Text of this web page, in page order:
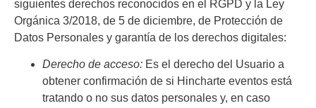
siguientes derechos reconocidos en el RGPD y la Ley
Orgánica 3/2018, de 5 de diciembre, de Protección de
Datos Personales y garantía de los derechos digitales:
Derecho de acceso: Es el derecho del Usuario a
obtener confirmación de si Hincharte eventos está
tratando o no sus datos personales y, en caso